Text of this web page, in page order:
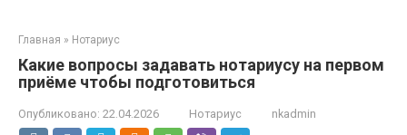
Главная » Нотариус
Какие вопросы задавать нотариусу на первом
приёме чтобы подготовиться
Опубликовано: 22.04.2026 Нотариус nkadmin